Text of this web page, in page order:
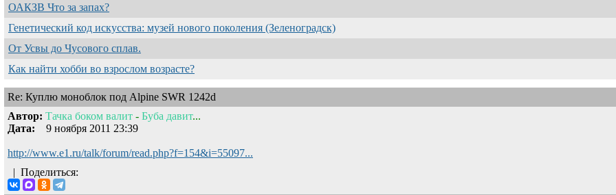
ОАКЗВ Что за запах?
Генетический код искусства: музей нового поколения (Зеленоградск)
От Усвы до Чусового сплав.
Как найти хобби во взрослом возрасте?
Re: Куплю моноблок под Alpine SWR 1242d
Автор: Тачка боком валит - Буба давит...
Дата: 9 ноября 2011 23:39
http://www.e1.ru/talk/forum/read.php?f=154&i=55097...
| Поделиться: